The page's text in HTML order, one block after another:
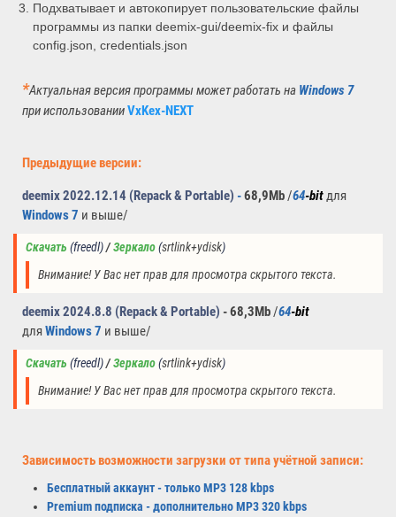
Подхватывает и автокопирует пользовательские файлы
программы из папки deemix-gui/deemix-fix и файлы
config.json, credentials.json
*Актуальная версия программы можетработать на Windows 7
при использованииVxKex-NEXT
Предыдущие версии:
deemix 2022.12.14 (Repack & Portable) -68,9Mb/64-bitдля
Windows 7 и выше/
Скачать (freedl)/ Зеркало(srtlink+ydisk)
Внимание! У Вас нет прав для просмотра скрытого текста.
deemix 2024.8.8 (Repack & Portable) -68,3Mb/64-bit
дляWindows 7 и выше/
Скачать (freedl)/ Зеркало(srtlink+ydisk)
Внимание! У Вас нет прав для просмотра скрытого текста.
Зависимость возможности загрузки от типа учётной записи:
Бесплатный аккаунт - только MP3 128 kbps
Premium подписка - дополнительно MP3 320 kbps